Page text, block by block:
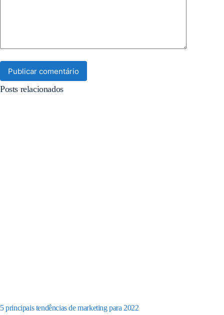
Publicar comentário
Posts relacionados
5 principais tendências de marketing para 2022